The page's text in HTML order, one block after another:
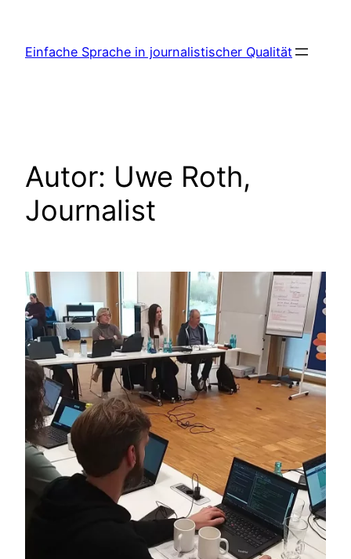
springen
Einfache Sprache in journalistischer Qualität
Autor: Uwe Roth,
Journalist